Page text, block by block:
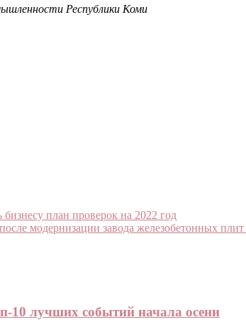
Республики Коми
план проверок на 2022 год
модернизации завода железобетонных плит
10 лучших событий начала осени